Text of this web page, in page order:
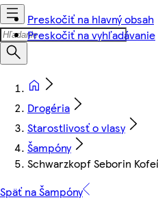
Preskočiť na hlavný obsah
Preskočiť na vyhľadávanie
Drogéria
Starostlivosť o vlasy
Šampóny
Schwarzkopf Seborin
Späť na Šampóny